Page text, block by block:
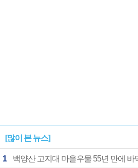
[많이 본 뉴스]
1 백양산 고지대 마을우물 55년 만에 바